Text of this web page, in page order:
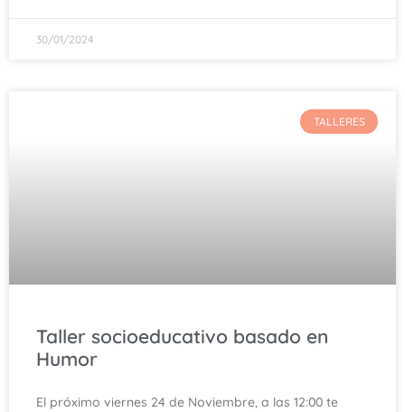
30/01/2024
TALLERES
Taller socioeducativo basado en
Humor
El próximo viernes 24 de Noviembre, a las 12:00 te